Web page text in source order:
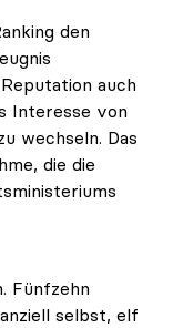
den
auch
Interesse von
wechseln. Das
die die
Fünfzehn
selbst, elf